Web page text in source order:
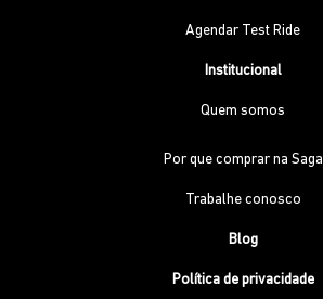
Agendar Test Ride
Institucional
Quem somos
Por que comprar na Saga
Trabalhe conosco
Blog
Política de privacidade